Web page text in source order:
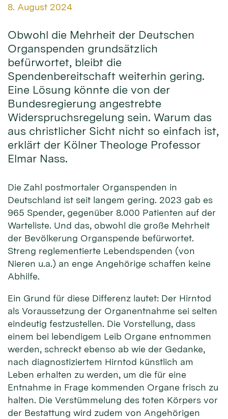
Datum:
8. August 2024
Obwohl die Mehrheit der Deutschen
Organspenden grundsätzlich
befürwortet, bleibt die
Spendenbereitschaft weiterhin gering.
Eine Lösung könnte die von der
Bundesregierung angestrebte
Widerspruchsregelung sein. Warum das
aus christlicher Sicht nicht so einfach ist,
erklärt der Kölner Theologe Professor
Elmar Nass.
Die Zahl postmortaler Organspenden in
Deutschland ist seit langem gering. 2023 gab es
965 Spender, gegenüber 8.000 Patienten auf der
Warteliste. Und das, obwohl die große Mehrheit
der Bevölkerung Organspende befürwortet.
Streng reglementierte Lebendspenden (von
Nieren u.a.) an enge Angehörige schaffen keine
Abhilfe.
Ein Grund für diese Differenz lautet: Der Hirntod
als Voraussetzung der Organentnahme sei selten
eindeutig festzustellen. Die Vorstellung, dass
einem bei lebendigem Leib Organe entnommen
werden, schreckt ebenso ab wie der Gedanke,
nach diagnostiziertem Hirntod künstlich am
Leben erhalten zu werden, um die für eine
Entnahme in Frage kommenden Organe frisch zu
halten. Die Verstümmelung des toten Körpers vor
der Bestattung wird zudem von Angehörigen